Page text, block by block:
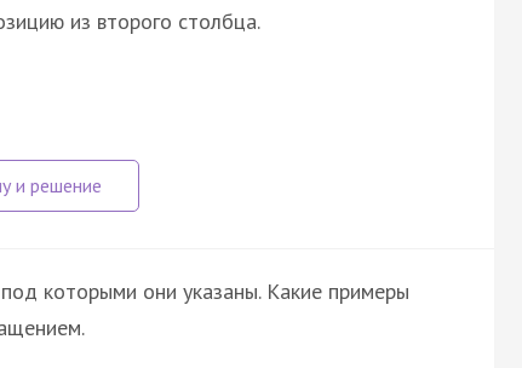
из второго столбца.
которыми они указаны. Какие примеры